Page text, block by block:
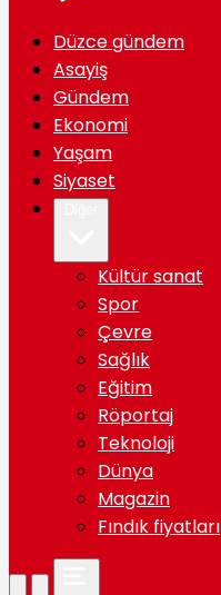
Düzce gündem
Asayiş
Gündem
Ekonomi
Yaşam
Siyaset
Kültür sanat
Spor
Çevre
Sağlık
Eğitim
Röportaj
Teknoloji
Dünya
Magazin
Fındık fiyatları